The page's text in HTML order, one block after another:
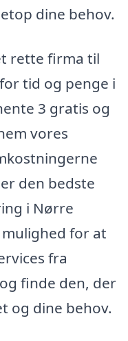
dine behov.
rette firma til
tid og penge i
3 gratis og
vores
den bedste
i Nørre
for at
fra
finde den, der
og dine behov.